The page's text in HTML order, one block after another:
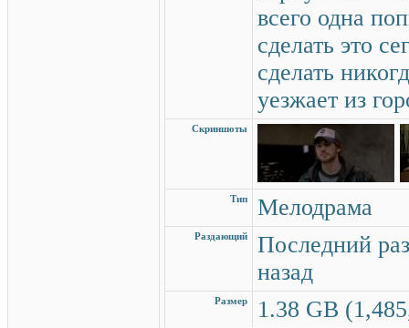
всего одна
сделать это
сделать
уезжает из
Скриншоты
Тип Мелодрама
Раздающий
Последний
назад
Размер 1.38 GB